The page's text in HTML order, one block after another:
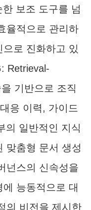
보조 도구를 넘
율적으로 관리하
로 진화하고 있
Retrieval-
기반으로 조직
응 이력, 가이드
의 일반적인 지식
맞춤형 문서 생성
넌스의 신속성을
능동적으로 대
의 비전을 제시한